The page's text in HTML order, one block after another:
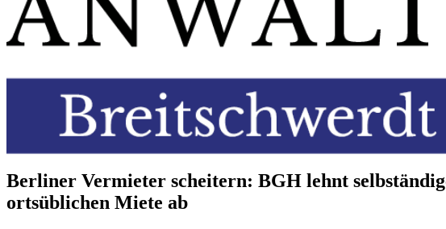
Berliner Vermieter scheitern: BGH lehnt
ortsüblichen Miete ab